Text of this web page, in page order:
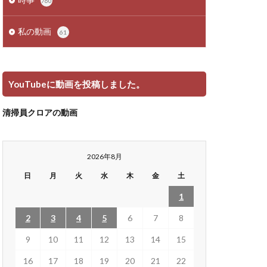
私の動画 61
YouTubeに動画を投稿しました。
清掃員クロアの動画
2026年8月
日 月 火 水 木 金 土
1
2 3 4 5 6 7 8
9 10 11 12 13 14 15
16 17 18 19 20 21 22